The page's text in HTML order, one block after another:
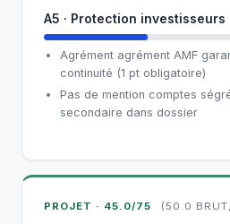
A5 · Protection investisseurs
Agrément agrément AMF
continuité (1 pt obligatoire)
Pas de mention comptes
secondaire dans dossier
PROJET · 45.0/75 (50.0